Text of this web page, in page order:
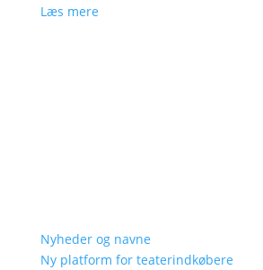
Læs mere
Nyheder og navne
Ny platform for teaterindkøbere